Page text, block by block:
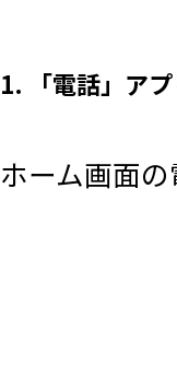
1. 「電話」ア
ホーム画面